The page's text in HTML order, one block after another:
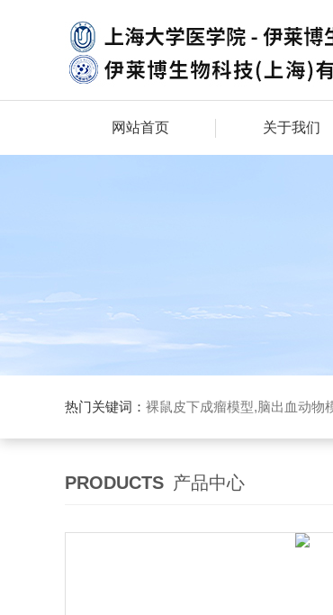
网站首页 关于我们
热门关键词： 裸鼠皮下成瘤模型,脑出血动物
PRODUCTS 产品中心